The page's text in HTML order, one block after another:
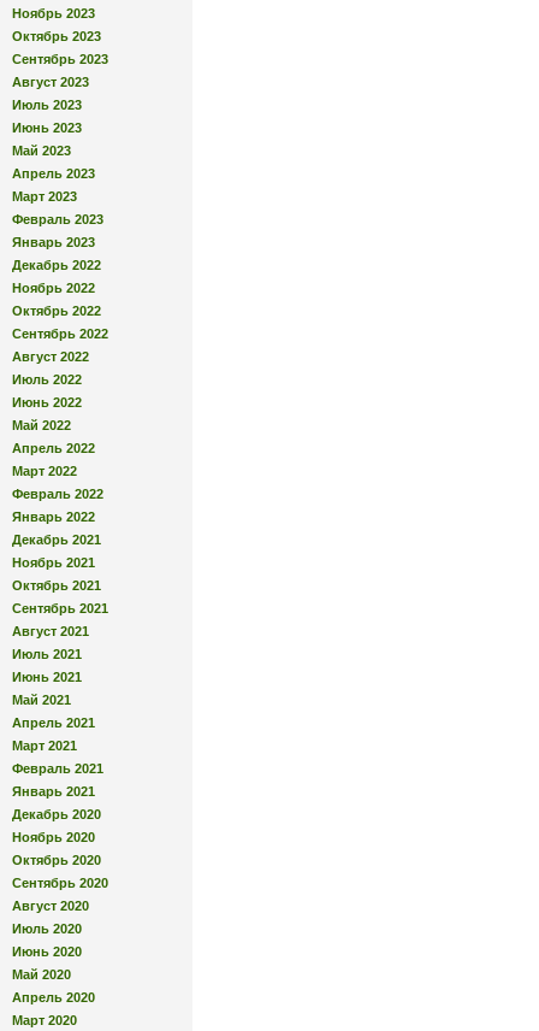
Ноябрь 2023
Октябрь 2023
Сентябрь 2023
Август 2023
Июль 2023
Июнь 2023
Май 2023
Апрель 2023
Март 2023
Февраль 2023
Январь 2023
Декабрь 2022
Ноябрь 2022
Октябрь 2022
Сентябрь 2022
Август 2022
Июль 2022
Июнь 2022
Май 2022
Апрель 2022
Март 2022
Февраль 2022
Январь 2022
Декабрь 2021
Ноябрь 2021
Октябрь 2021
Сентябрь 2021
Август 2021
Июль 2021
Июнь 2021
Май 2021
Апрель 2021
Март 2021
Февраль 2021
Январь 2021
Декабрь 2020
Ноябрь 2020
Октябрь 2020
Сентябрь 2020
Август 2020
Июль 2020
Июнь 2020
Май 2020
Апрель 2020
Март 2020